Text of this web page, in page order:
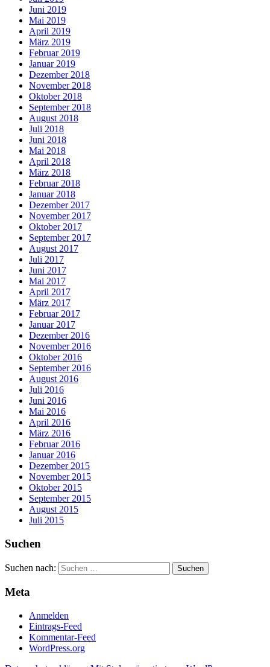
Juni 2019
Mai 2019
April 2019
März 2019
Februar 2019
Januar 2019
Dezember 2018
November 2018
Oktober 2018
September 2018
August 2018
Juli 2018
Juni 2018
Mai 2018
April 2018
März 2018
Februar 2018
Januar 2018
Dezember 2017
November 2017
Oktober 2017
September 2017
August 2017
Juli 2017
Juni 2017
Mai 2017
April 2017
März 2017
Februar 2017
Januar 2017
Dezember 2016
November 2016
Oktober 2016
September 2016
August 2016
Juli 2016
Juni 2016
Mai 2016
April 2016
März 2016
Februar 2016
Januar 2016
Dezember 2015
November 2015
Oktober 2015
September 2015
August 2015
Juli 2015
Suchen
Suchen nach:
Meta
Anmelden
Eintrags-Feed
Kommentar-Feed
WordPress.org